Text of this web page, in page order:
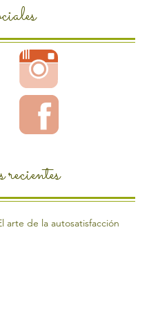
arte de la autosatisfacción